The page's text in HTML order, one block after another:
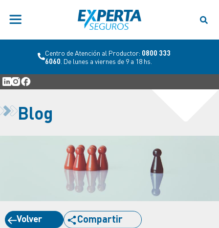
Centro de Atención al Productor: 0800 333
6060 . De lunes a viernes de 9 a 18 hs.
Blog
Volver Compartir